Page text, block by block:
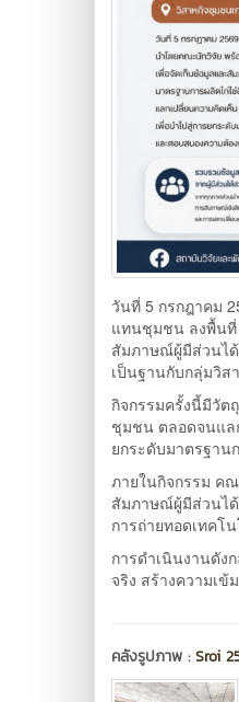
วันที่ 5 กรกฎาคม
แทนชุมชน ลงพื้นที่
สัมภาษณ์ผู้มีส่วนได้
เป็นฐานกับกลุ่มวิส
กิจกรรมครั้งนี้มีวัต
ชุมชน ตลอดจนแล
ยกระดับมาตรฐาน
ภายในกิจกรรม ค
สัมภาษณ์ผู้มีส่วนไ
การถ่ายทอดเทคโ
การดำเนินงานดัง
จริง สร้างความเ
คลังรูปภาพ :Sroi